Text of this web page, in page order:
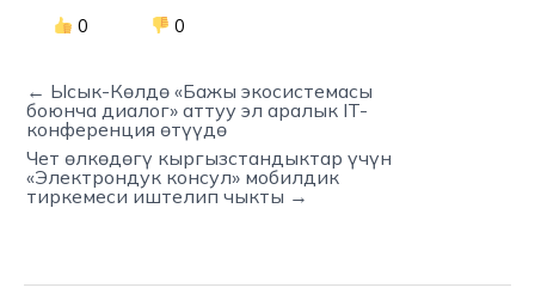
0 0
← Ысык-Көлдө «Бажы экосистемасы
боюнча диалог» аттуу эл аралык IT-
конференция өтүүдө
Чет өлкөдөгү кыргызстандыктар үчүн
«Электрондук консул» мобилдик
тиркемеси иштелип чыкты →